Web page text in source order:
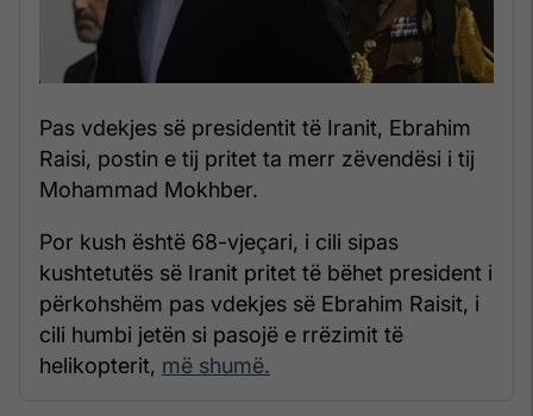
Pas vdekjes së presidentit të Iranit, Ebrahim
Raisi, postin e tij pritet ta merr zëvendësi i tij
Mohammad Mokhber.
Por kush është 68-vjeçari, i cili sipas
kushtetutës së Iranit pritet të bëhet president i
përkohshëm pas vdekjes së Ebrahim Raisit, i
cili humbi jetën si pasojë e rrëzimit të
helikopterit, më shumë.